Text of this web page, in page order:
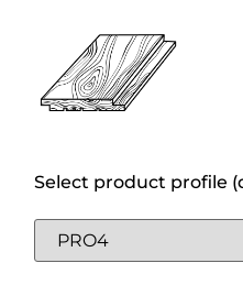
Select product profile